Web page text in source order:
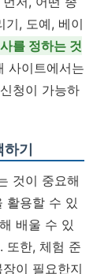
기, 도예, 베이
를 정하는 것
사이트에서는
청이 가능하
기
것이 중요해
활용할 수 있
배울 수 있
또한, 체험 준
이 필요한지